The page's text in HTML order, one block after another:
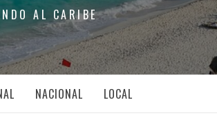
AL CARIBE
NACIONAL LOCAL